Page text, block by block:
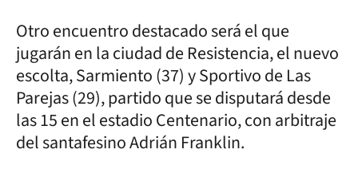
Otro encuentro destacado será el que
jugarán en la ciudad de Resistencia, el nuevo
escolta, Sarmiento (37) y Sportivo de Las
Parejas (29), partido que se disputará desde
las 15 en el estadio Centenario, con arbitraje
del santafesino Adrián Franklin.